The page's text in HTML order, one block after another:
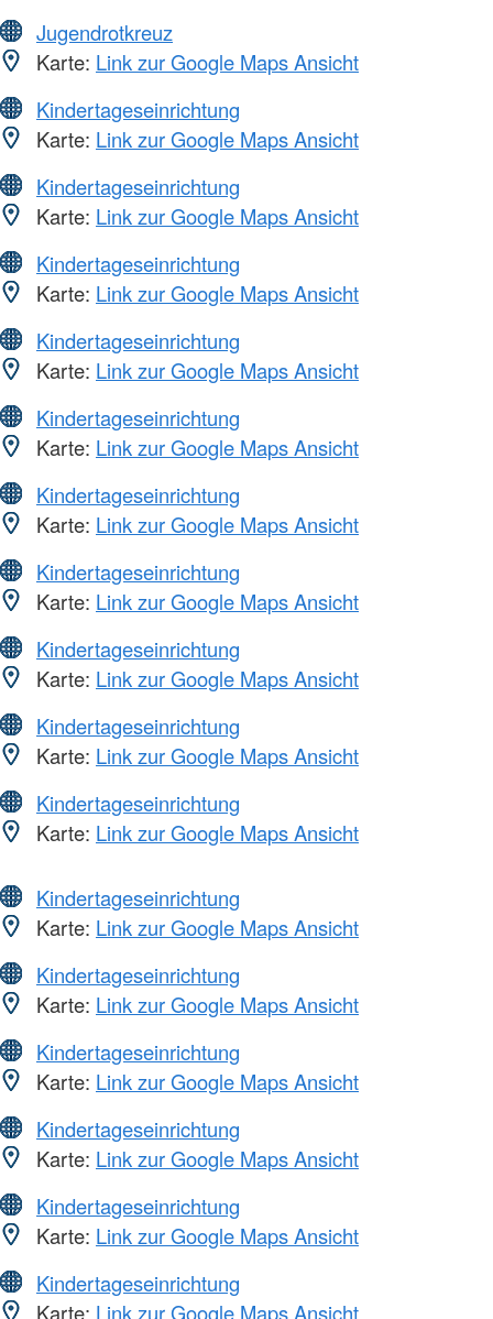
Jugendrotkreuz
Karte: Link zur Google Maps Ansicht
Kindertageseinrichtung
Karte: Link zur Google Maps Ansicht
Kindertageseinrichtung
Karte: Link zur Google Maps Ansicht
Kindertageseinrichtung
Karte: Link zur Google Maps Ansicht
Kindertageseinrichtung
Karte: Link zur Google Maps Ansicht
Kindertageseinrichtung
Karte: Link zur Google Maps Ansicht
Kindertageseinrichtung
Karte: Link zur Google Maps Ansicht
Kindertageseinrichtung
Karte: Link zur Google Maps Ansicht
Kindertageseinrichtung
Karte: Link zur Google Maps Ansicht
Kindertageseinrichtung
Karte: Link zur Google Maps Ansicht
Kindertageseinrichtung
Karte: Link zur Google Maps Ansicht
Kindertageseinrichtung
Karte: Link zur Google Maps Ansicht
Kindertageseinrichtung
Karte: Link zur Google Maps Ansicht
Kindertageseinrichtung
Karte: Link zur Google Maps Ansicht
Kindertageseinrichtung
Karte: Link zur Google Maps Ansicht
Kindertageseinrichtung
Karte: Link zur Google Maps Ansicht
Kindertageseinrichtung
Karte: Link zur Google Maps Ansicht